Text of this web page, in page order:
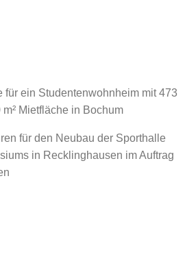
für ein Studentenwohnheim mit 473
Mietfläche in Bochum
für den Neubau der Sporthalle
in Recklinghausen im Auftrag